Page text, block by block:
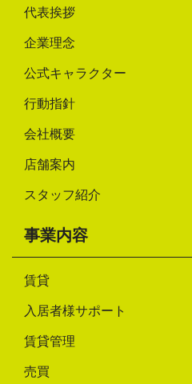
代表挨拶
企業理念
公式キャラクター
行動指針
会社概要
店舗案内
スタッフ紹介
事業内容
賃貸
入居者様サポート
賃貸管理
売買